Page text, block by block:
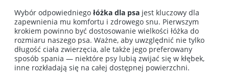
Wybór odpowiedniego łóżka dla psa jest kluczowy dla
zapewnienia mu komfortu i zdrowego snu. Pierwszym
krokiem powinno być dostosowanie wielkości łóżka do
rozmiaru naszego psa. Ważne, aby uwzględnić nie tylko
długość ciała zwierzęcia, ale także jego preferowany
sposób spania — niektóre psy lubią zwijać się w kłębek,
inne rozkładają się na całej dostępnej powierzchni.